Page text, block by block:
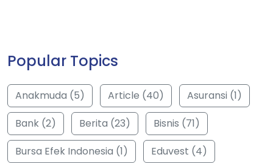
Popular Topics
Anakmuda (5) Article (40)
Asuransi (1)
Bank (2)
Berita (23)
Bisnis (71)
Bursa Efek Indonesia (1)
Eduvest (4)